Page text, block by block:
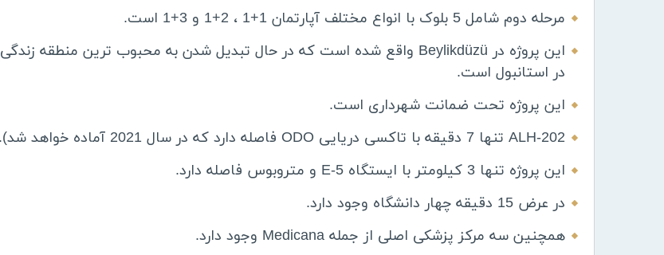
مرحله دوم شامل 5 بلوک با انواع مختلف آپارتمان 1+1 ، 2+1 و 3+1 است.
این پروژه در Beylikdüzü واقع شده است که در حال تبدیل شدن به محبوب ترین منطقه زندگی
در استانبول است.
این پروژه تحت ضمانت شهرداری است.
ALH-202 تنها 7 دقیقه با تاکسی دریایی ODO فاصله دارد که در سال 2021 آماده خواهد شد).
این پروژه تنها 3 کیلومتر با ایستگاه E-5 و متروبوس فاصله دارد.
در عرض 15 دقیقه چهار دانشگاه وجود دارد.
همچنین سه مرکز پزشکی اصلی از جمله Medicana وجود دارد.